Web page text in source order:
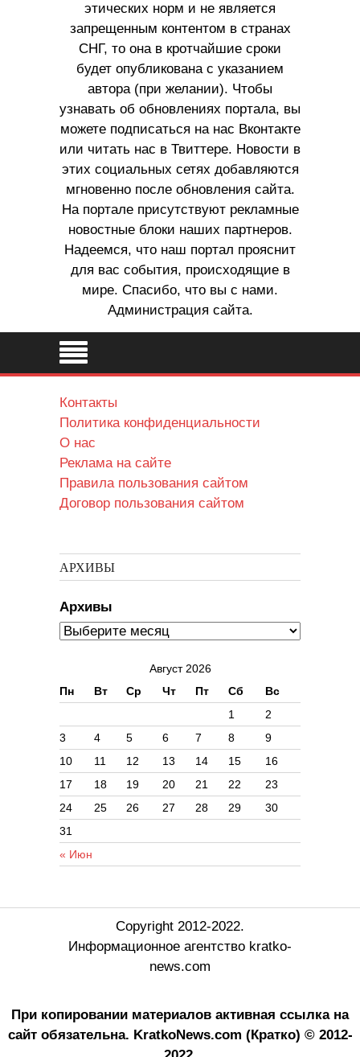
этических норм и не является
запрещенным контентом в странах
СНГ, то она в кротчайшие сроки
будет опубликована с указанием
автора (при желании). Чтобы
узнавать об обновлениях портала, вы
можете подписаться на нас Вконтакте
или читать нас в Твиттере. Новости в
этих социальных сетях добавляются
мгновенно после обновления сайта.
На портале присутствуют рекламные
новостные блоки наших партнеров.
Надеемся, что наш портал прояснит
для вас события, происходящие в
мире. Спасибо, что вы с нами.
Администрация сайта.
Контакты
Политика конфиденциальности
О нас
Реклама на сайте
Правила пользования сайтом
Договор пользования сайтом
АРХИВЫ
Архивы
Август 2026
Пн
Вт Ср Чт Пт Сб Вс
« Июн
1
2
3
4 5 6 7 8
9
10
11 12 13 14 15
16
17
18 19 20 21 22
23
24
25 26 27 28 29
30
31
Copyright 2012-2022.
Информационное агентство kratko-
news.com
При копировании материалов активная ссылка на
сайт обязательна. KratkoNews.com (Кратко) © 2012-